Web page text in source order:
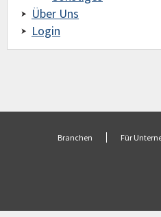
Über Uns
Login
Branchen Für